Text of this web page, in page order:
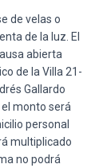
de velas o
de la luz. El
abierta
de la Villa 21-
Gallardo
monto será
personal
multiplicado
no podrá